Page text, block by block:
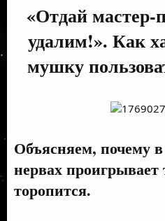
«Отдай мастер-
удалим!». Как
мушку
Объясняем, почему
нервах проигрывает
торопится.